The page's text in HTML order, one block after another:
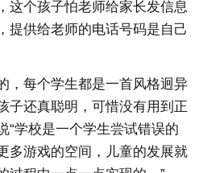
这个孩子怕老师给家长发信息
提供给老师的电话号码是自己
，每个学生都是一首风格迥异
子还真聪明，可惜没有用到正
“学校是一个学生尝试错误的
多游戏的空间，儿童的发展就